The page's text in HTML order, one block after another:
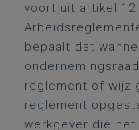
voort uit artikel 12
bepaalt dat
reglement of
reglement
werkgever die